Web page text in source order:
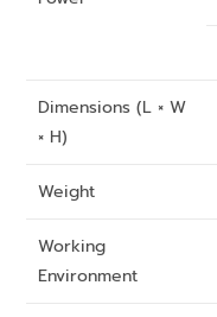
Dimensions (L × W
× H)
Weight
Working
Environment